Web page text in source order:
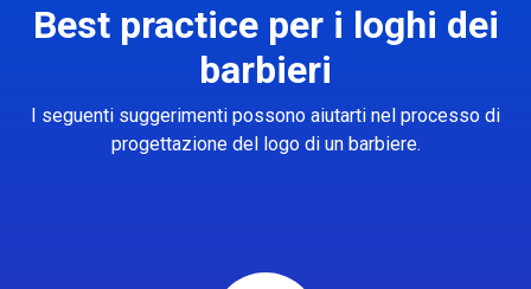
Best practice per i loghi dei
barbieri
I seguenti suggerimenti possono aiutarti nel processo di
progettazione del logo di un barbiere.